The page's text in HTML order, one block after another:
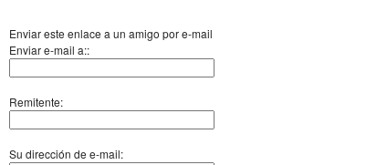
Enviar este enlace a un amigo por e-mail
Enviar e-mail a::
Remitente:
Su dirección de e-mail: